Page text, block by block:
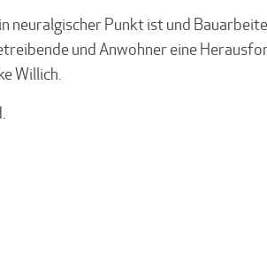
neuralgischer Punkt ist und
und Anwohner eine
Willich.